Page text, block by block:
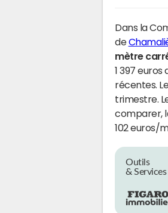
Dans la
de
mètre
1 397
récentes.
trimestre.
comparer,
102 euros/
Outils
& Services